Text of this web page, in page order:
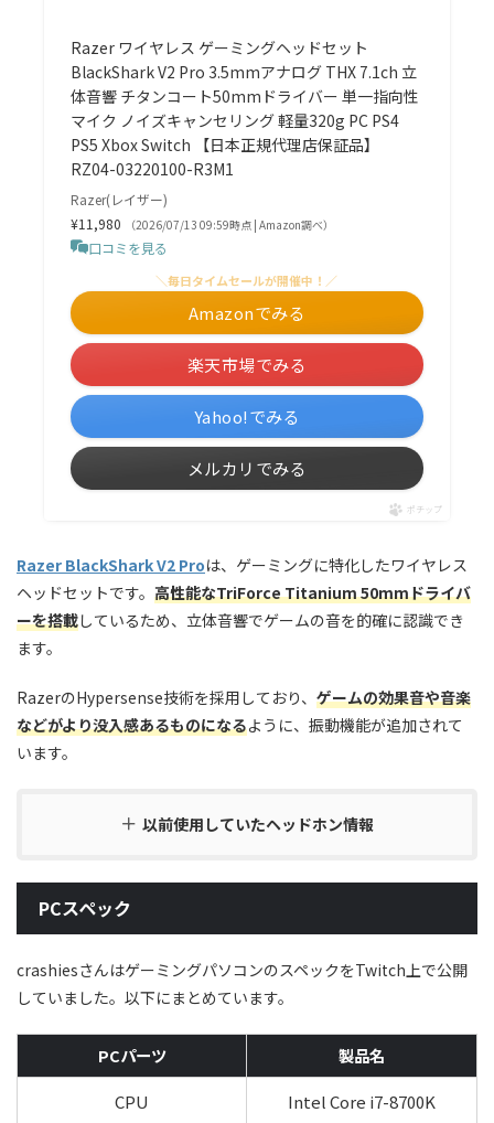
Razer ワイヤレス ゲーミングヘッドセット
BlackShark V2 Pro 3.5mmアナログ THX 7.1ch 立
体音響 チタンコート50mmドライバー 単一指向性
マイク ノイズキャンセリング 軽量320g PC PS4
PS5 Xbox Switch 【日本正規代理店保証品】
RZ04-03220100-R3M1
Razer(レイザー)
¥11,980
（2026/07/13 09:59時点 | Amazon調べ）
口コミを見る
＼毎日タイムセールが開催中！／
Amazonでみる
楽天市場でみる
Yahoo!でみる
メルカリでみる
ポチップ
Razer BlackShark V2 Proは、ゲーミングに特化したワイヤレス
ヘッドセットです。 高性能なTriForce Titanium 50mmドライバ
ーを搭載しているため、立体音響でゲームの音を的確に認識でき
ます。
RazerのHypersense技術を採用しており、 ゲームの効果音や音楽
などがより没入感あるものになるように、振動機能が追加されて
います。
以前使用していたヘッドホン情報
PCスペック
crashiesさんはゲーミングパソコンのスペックをTwitch上で公開
していました。以下にまとめています。
PCパーツ
製品名
CPU
Intel Core i7-8700K